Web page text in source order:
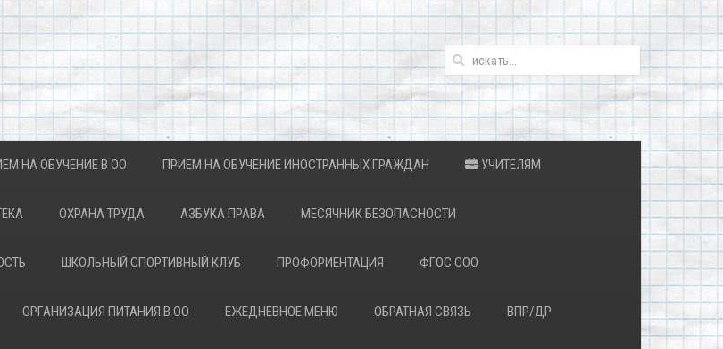
НА ОБУЧЕНИЕ В ОО ПРИЕМ НА ОБУЧЕНИЕ ИНОСТРАННЫХ ГРАЖДАН УЧИТЕЛЯМ
ОХРАНА ТРУДА АЗБУКА ПРАВА МЕСЯЧНИК БЕЗОПАСНОСТИ
ШКОЛЬНЫЙ СПОРТИВНЫЙ КЛУБ ПРОФОРИЕНТАЦИЯ ФГОС СОО
ОРГАНИЗАЦИЯ ПИТАНИЯ В ОО ЕЖЕДНЕВНОЕ МЕНЮ ОБРАТНАЯ СВЯЗЬ ВПР/ДР